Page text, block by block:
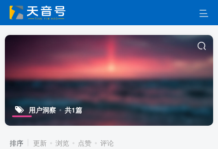
用户洞察 共1篇
排序 更新 浏览 点赞 评论